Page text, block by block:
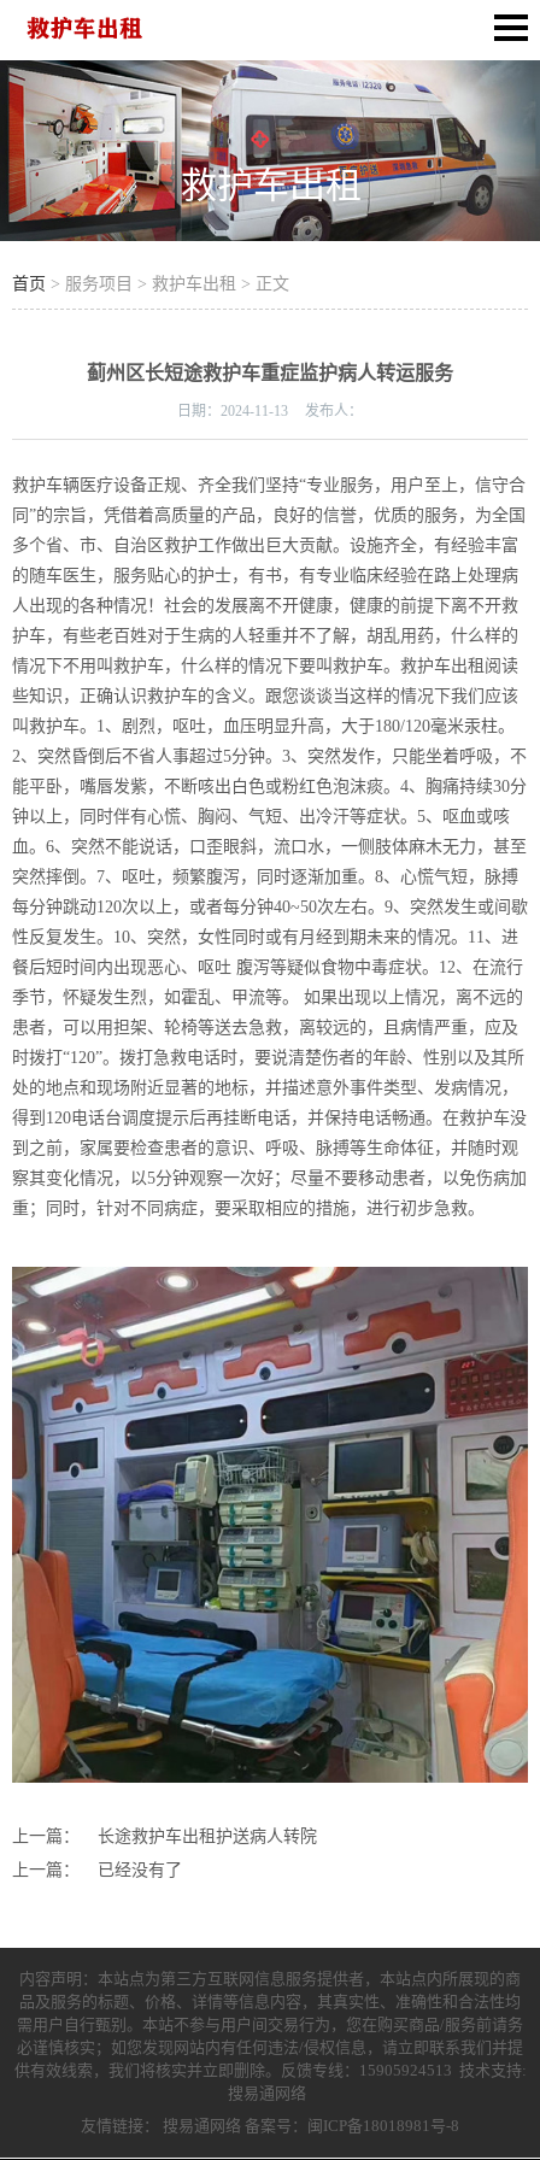
救护车出租
首页 > 服务项目 > 救护车出租 > 正文
蓟州区长短途救护车重症监护病人转运服务
日期： 2024-11-13 发布人：
救护车辆医疗设备正规、齐全我们坚持“专业服务，用户至上，信守合
同”的宗旨，凭借着高质量的产品，良好的信誉，优质的服务，为全国
多个省、市、自治区救护工作做出巨大贡献。设施齐全，有经验丰富
的随车医生，服务贴心的护士，有书，有专业临床经验在路上处理病
人出现的各种情况！社会的发展离不开健康，健康的前提下离不开救
护车，有些老百姓对于生病的人轻重并不了解，胡乱用药，什么样的
情况下不用叫救护车，什么样的情况下要叫救护车。救护车出租阅读
些知识，正确认识救护车的含义。跟您谈谈当这样的情况下我们应该
叫救护车。1、剧烈，呕吐，血压明显升高，大于180/120毫米汞柱。
2、突然昏倒后不省人事超过5分钟。3、突然发作，只能坐着呼吸，不
能平卧，嘴唇发紫，不断咳出白色或粉红色泡沫痰。4、胸痛持续30分
钟以上，同时伴有心慌、胸闷、气短、出冷汗等症状。5、呕血或咳
血。6、突然不能说话，口歪眼斜，流口水，一侧肢体麻木无力，甚至
突然摔倒。7、呕吐，频繁腹泻，同时逐渐加重。8、心慌气短，脉搏
每分钟跳动120次以上，或者每分钟40~50次左右。9、突然发生或间歇
性反复发生。10、突然，女性同时或有月经到期未来的情况。11、进
餐后短时间内出现恶心、呕吐 腹泻等疑似食物中毒症状。12、在流行
季节，怀疑发生烈，如霍乱、甲流等。 如果出现以上情况，离不远的
患者，可以用担架、轮椅等送去急救，离较远的，且病情严重，应及
时拨打“120”。拨打急救电话时，要说清楚伤者的年龄、性别以及其所
处的地点和现场附近显著的地标，并描述意外事件类型、发病情况，
得到120电话台调度提示后再挂断电话，并保持电话畅通。在救护车没
到之前，家属要检查患者的意识、呼吸、脉搏等生命体征，并随时观
察其变化情况，以5分钟观察一次好；尽量不要移动患者，以免伤病加
重；同时，针对不同病症，要采取相应的措施，进行初步急救。
上一篇：
长途救护车出租护送病人转院
上一篇：
已经没有了
内容声明：本站点为第三方互联网信息服务提供者，本站点内所展现的商
品及服务的标题、价格、详情等信息内容，其真实性、准确性和合法性均
需用户自行甄别。本站不参与用户间交易行为，您在购买商品/服务前请务
必谨慎核实；如您发现网站内有任何违法/侵权信息，请立即联系我们并提
供有效线索，我们将核实并立即删除。反馈专线：15905924513 技术支持:
搜易通网络
友情链接： 搜易通网络 备案号：闽ICP备18018981号-8